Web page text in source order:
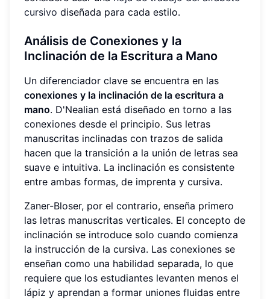
cursivo diseñada para cada estilo.
Análisis de Conexiones y la
Inclinación de la Escritura a Mano
Un diferenciador clave se encuentra en las
conexiones y la inclinación de la escritura a
mano. D'Nealian está diseñado en torno a las
conexiones desde el principio. Sus letras
manuscritas inclinadas con trazos de salida
hacen que la transición a la unión de letras sea
suave e intuitiva. La inclinación es consistente
entre ambas formas, de imprenta y cursiva.
Zaner-Bloser, por el contrario, enseña primero
las letras manuscritas verticales. El concepto de
inclinación se introduce solo cuando comienza
la instrucción de la cursiva. Las conexiones se
enseñan como una habilidad separada, lo que
requiere que los estudiantes levanten menos el
lápiz y aprendan a formar uniones fluidas entre